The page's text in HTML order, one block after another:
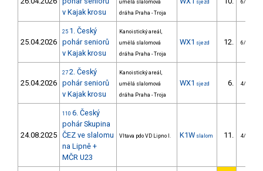
v Kajak krosu
umělá slalomová
dráha Praha - Troja
sjezd 6/U23
25.04.2026
25 1. Český
pohár seniorů
v Kajak krosu
Kanoistický areál,
umělá slalomová
dráha Praha - Troja
WX1 sjezd 12. 6/U23
25.04.2026
27 2. Český
pohár seniorů
v Kajak krosu
Kanoistický areál,
umělá slalomová
dráha Praha - Troja
WX1 sjezd 6. 4/U23
24.08.2025
110 6. Český
pohár Skupina
ČEZ ve slalomu
na Lipně +
MČR U23
Vltava pdo VD Lipno I. K1W slalom 11. 4/U23